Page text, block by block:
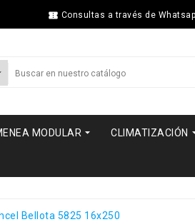
 Consultas a través de
MODULAR  CLIMATIZACIÓN
Bellota 5825 16x250